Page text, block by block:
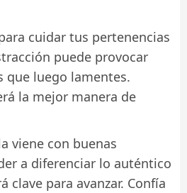
cuidar tus pertenencias
puede provocar
que luego lamentes.
la mejor manera de
viene con buenas
a diferenciar lo auténtico
clave para avanzar. Confía